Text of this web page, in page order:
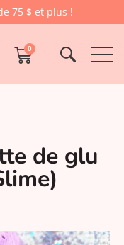
75 $ et plus !
0
de glu